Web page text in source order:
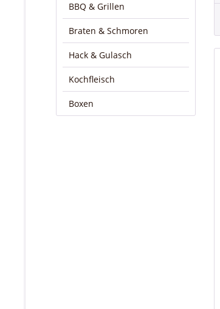
BBQ & Grillen
Braten & Schmoren
Hack & Gulasch
Kochfleisch
Boxen